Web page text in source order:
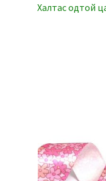
Халтас одтой